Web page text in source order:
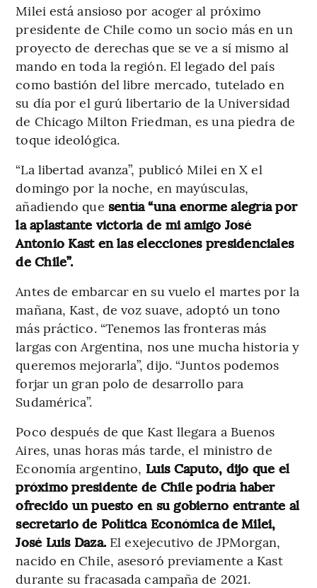
Milei está ansioso por acoger al próximo
presidente de Chile como un socio más en un
proyecto de derechas que se ve a sí mismo al
mando en toda la región. El legado del país
como bastión del libre mercado, tutelado en
su día por el gurú libertario de la Universidad
de Chicago Milton Friedman, es una piedra de
toque ideológica.
“La libertad avanza”, publicó Milei en X el
domingo por la noche, en mayúsculas,
añadiendo que sentía “una enorme alegría por
la aplastante victoria de mi amigo José
Antonio Kast en las elecciones presidenciales
de Chile”.
Antes de embarcar en su vuelo el martes por la
mañana, Kast, de voz suave, adoptó un tono
más práctico. “Tenemos las fronteras más
largas con Argentina, nos une mucha historia y
queremos mejorarla”, dijo. “Juntos podemos
forjar un gran polo de desarrollo para
Sudamérica”.
Poco después de que Kast llegara a Buenos
Aires, unas horas más tarde, el ministro de
Economía argentino, Luis Caputo, dijo que el
próximo presidente de Chile podría haber
ofrecido un puesto en su gobierno entrante al
secretario de Política Económica de Milei,
José Luis Daza. El exejecutivo de JPMorgan,
nacido en Chile, asesoró previamente a Kast
durante su fracasada campaña de 2021.